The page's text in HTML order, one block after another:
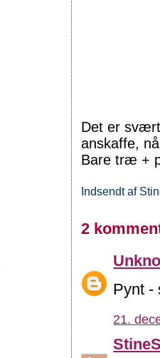
Det er
anskaffe,
Bare træ +
Indsendt af
2
Pynt -
21.